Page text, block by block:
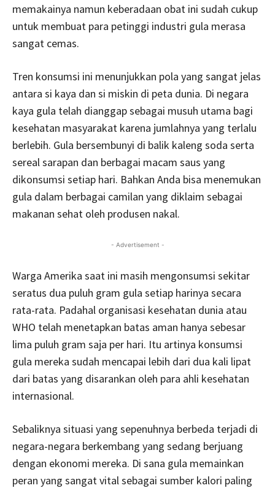
memakainya namun keberadaan obat ini sudah cukup
untuk membuat para petinggi industri gula merasa
sangat cemas.
Tren konsumsi ini menunjukkan pola yang sangat jelas
antara si kaya dan si miskin di peta dunia. Di negara
kaya gula telah dianggap sebagai musuh utama bagi
kesehatan masyarakat karena jumlahnya yang terlalu
berlebih. Gula bersembunyi di balik kaleng soda serta
sereal sarapan dan berbagai macam saus yang
dikonsumsi setiap hari. Bahkan Anda bisa menemukan
gula dalam berbagai camilan yang diklaim sebagai
makanan sehat oleh produsen nakal.
- Advertisement -
Warga Amerika saat ini masih mengonsumsi sekitar
seratus dua puluh gram gula setiap harinya secara
rata-rata. Padahal organisasi kesehatan dunia atau
WHO telah menetapkan batas aman hanya sebesar
lima puluh gram saja per hari. Itu artinya konsumsi
gula mereka sudah mencapai lebih dari dua kali lipat
dari batas yang disarankan oleh para ahli kesehatan
internasional.
Sebaliknya situasi yang sepenuhnya berbeda terjadi di
negara-negara berkembang yang sedang berjuang
dengan ekonomi mereka. Di sana gula memainkan
peran yang sangat vital sebagai sumber kalori paling